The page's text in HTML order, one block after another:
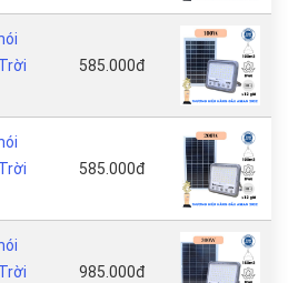
585.000đ
585.000đ
985.000đ